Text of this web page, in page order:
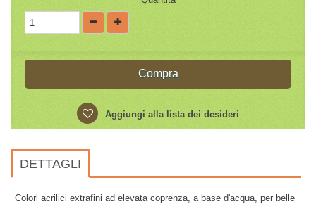
Compra
Aggiungi alla lista dei desideri
DETTAGLI
Colori acrilici extrafini ad elevata coprenza, a base d'acqua, per belle